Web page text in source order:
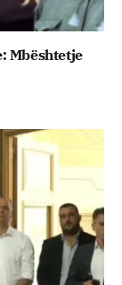
Mbështetje